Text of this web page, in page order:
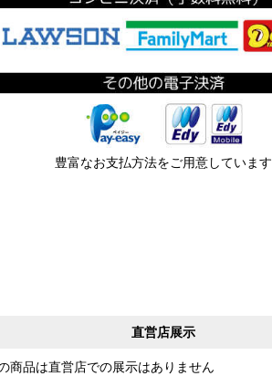
豊富なお支払方法をご用意しています
直営店展示
商品は直営店での展示はありません